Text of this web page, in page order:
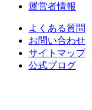
運営者情報
よくある質問
お問い合わせ
サイトマップ
公式ブログ